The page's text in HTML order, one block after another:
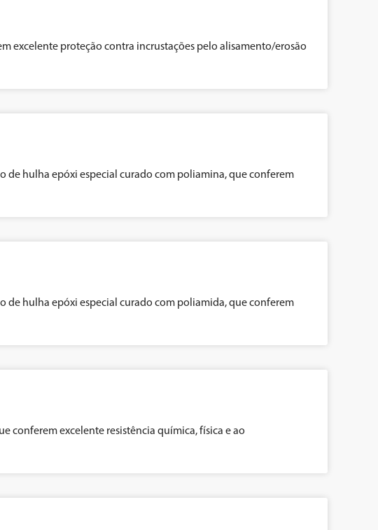
excelente proteção contra incrustações pelo alisamento/erosão
de hulha epóxi especial curado com poliamina, que conferem
de hulha epóxi especial curado com poliamida, que conferem
conferem excelente resistência química, física e ao